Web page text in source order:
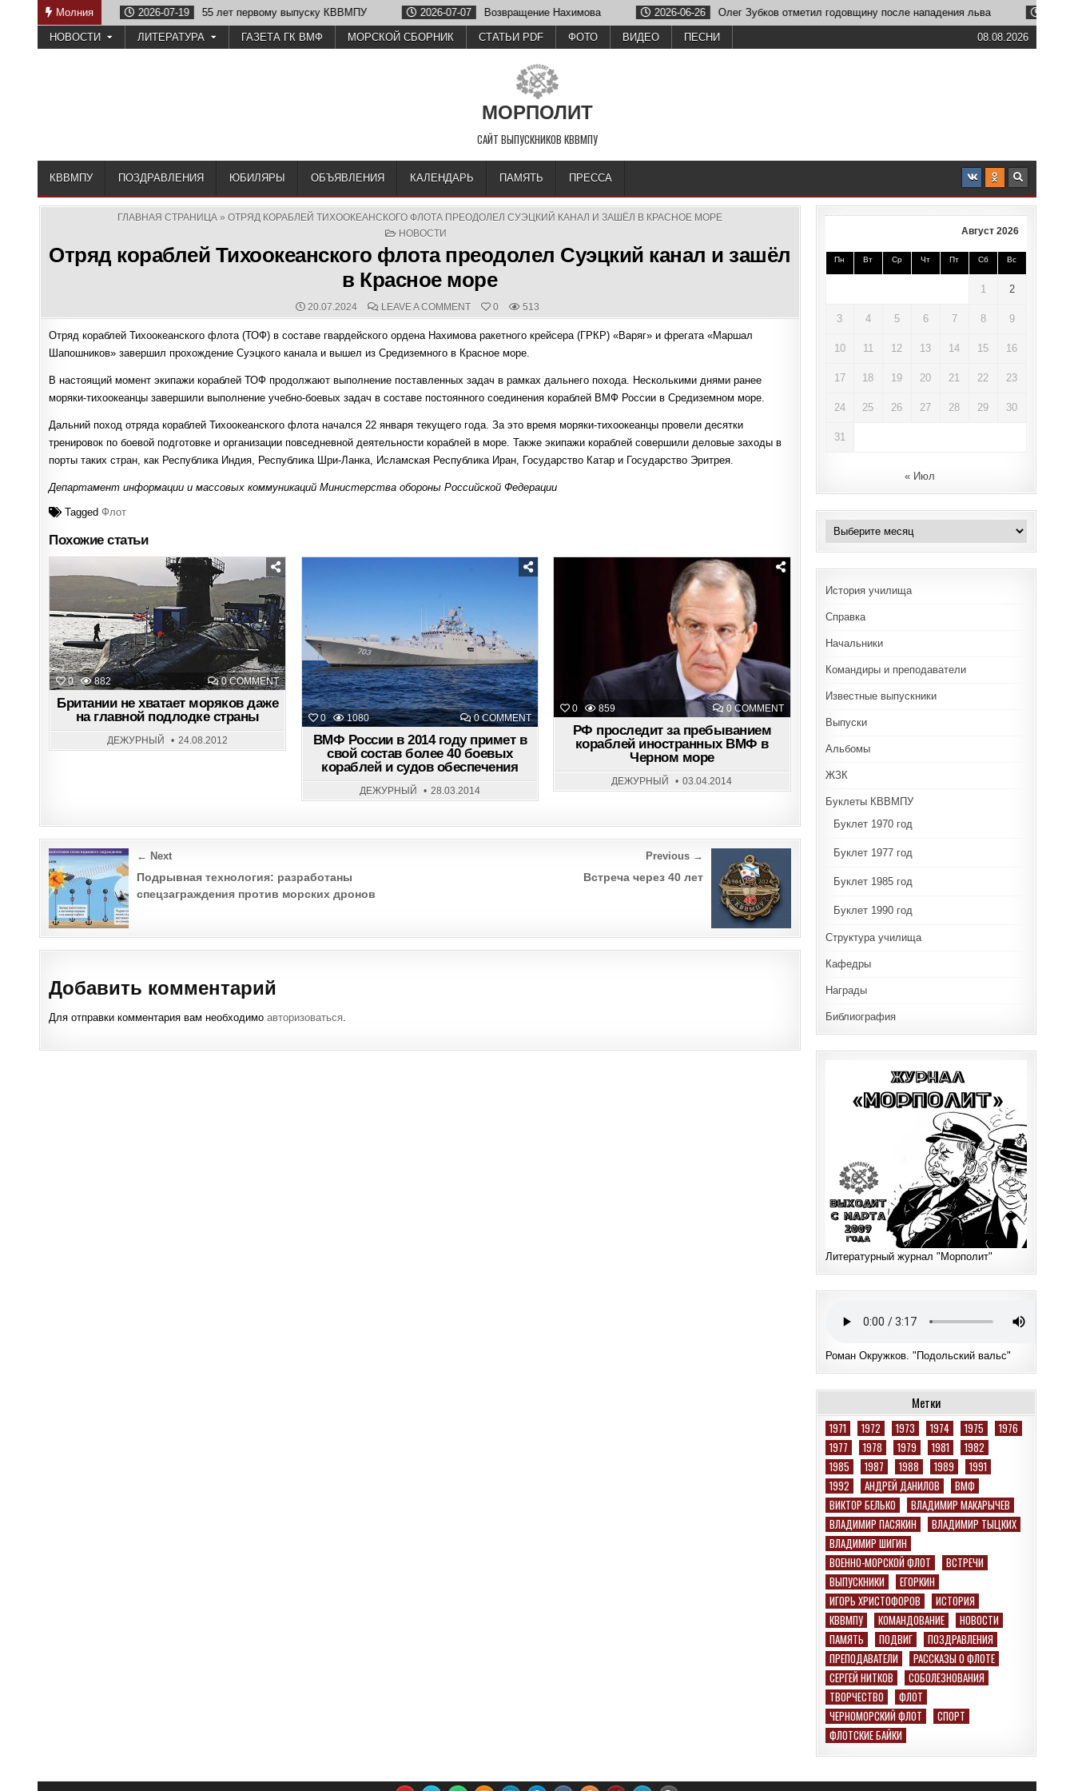
Молния 2026-07-19 55 лет первому выпуску КВВМПУ 2026-07-07 Возвращение Нахимова 2026-06-26 Олег Зубков отметил годовщину после нападения льва 2026-06-23
НОВОСТИ ЛИТЕРАТУРА ГАЗЕТА ГК ВМФ МОРСКОЙ СБОРНИК СТАТЬИ PDF ФОТО ВИДЕО ПЕСНИ 08.08.2026
МОРПОЛИТ
САЙТ ВЫПУСКНИКОВ КВВМПУ
КВВМПУ ПОЗДРАВЛЕНИЯ ЮБИЛЯРЫ ОБЪЯВЛЕНИЯ КАЛЕНДАРЬ ПАМЯТЬ ПРЕССА
ГЛАВНАЯ СТРАНИЦА» ОТРЯД КОРАБЛЕЙ ТИХООКЕАНСКОГО ФЛОТА ПРЕОДОЛЕЛ СУЭЦКИЙ КАНАЛ И ЗАШЁЛ В КРАСНОЕ МОРЕ
POSTED
НОВОСТИ
Отряд кораблей Тихоокеанского флота преодолел Суэцкий канал и зашёл
в Красное море
PUBLISHED
DATE:
20.07.2024 COMMENTS:
LEAVE A COMMENTON
ОТРЯД
ТИХООКЕАНСКОГО
ФЛОТА
ПРЕОДОЛЕЛ
И
В
МОРЕ
0 513
Отряд кораблей Тихоокеанского флота (ТОФ) в составе гвардейского ордена Нахимова ракетного крейсера (ГРКР) «Варяг» и фрегата «Маршал
Шапошников» завершил прохождение Суэцкого канала и вышел из Средиземного в Красное море.
В настоящий момент экипажи кораблей ТОФ продолжают выполнение поставленных задач в рамках дальнего похода. Несколькими днями ранее
моряки-тихоокеанцы завершили выполнение учебно-боевых задач в составе постоянного соединения кораблей ВМФ России в Средиземном море.
Дальний поход отряда кораблей Тихоокеанского флота начался 22 января текущего года. За это время моряки-тихоокеанцы провели десятки
тренировок по боевой подготовке и организации повседневной деятельности кораблей в море. Также экипажи кораблей совершили деловые заходы в
порты таких стран, как Республика Индия, Республика Шри-Ланка, Исламская Республика Иран, Государство Катар и Государство Эритрея.
Департамент информации и массовых коммуникаций Министерства обороны Российской Федерации
TaggedФлот
Похожие статьи
0 882 0 COMMENTON
БРИТАНИИ
НЕ
ХВАТАЕТ
МОРЯКОВ
ДАЖЕ
ГЛАВНОЙ
ПОДЛОДКЕ
Posted
in
Британии не хватает моряков даже
на главной подлодке страны
ДЕЖУРНЫЙ 24.08.2012
0 1080 0 COMMENTON
ВМФ
ПРИМЕТ
В
СВОЙ
СОСТАВ
КОРАБЛЕЙ
ОБЕСПЕЧЕНИЯ
ВМФ России в 2014 году примет в
свой состав более 40 боевых
кораблей и судов обеспечения
ДЕЖУРНЫЙ 28.03.2014
0 859 0 COMMENTON
РФ
ПРОСЛЕДИТ
ПРЕБЫВАНИЕМ
КОРАБЛЕЙ
ВМФ
ЧЕРНОМ
Posted
РФ проследит за пребыванием
кораблей иностранных ВМФ в
Черном море
ДЕЖУРНЫЙ 03.04.2014
Post
navigation
Previous →
Встреча через 40 лет
← Next
Подрывная технология: разработаны
спецзаграждения против морских дронов
Добавить комментарий
Для отправки комментария вам необходимоавторизоваться
Август 2026
Пн Вт Ср Чт Пт Сб Вс
1 2
3 4 5 6 7 8 9
10 11 12 13 14 15 16
17 18 19 20 21 22 23
24 25 26 27 28 29 30
31
« Июл
Архивы
История училища
Справка
Начальники
Командиры и преподаватели
Известные выпускники
Выпуски
Альбомы
ЖЗК
Буклеты КВВМПУ
Буклет 1970 год
Буклет 1977 год
Буклет 1985 год
Буклет 1990 год
Структура училища
Кафедры
Награды
Библиография
Литературный журнал "Морполит"
Роман Окружков. "Подольский вальс"
Метки
1971 1972 1973 1974 1975
1976
1977
1978 1979 1981
1982
1985
1987 1988 1989
1991
1992
АНДРЕЙ ДАНИЛОВ
ВМФ
ВИКТОР БЕЛЬКО
ВЛАДИМИР МАКАРЫЧЕВ
ВЛАДИМИР ПАСЯКИН
ВЛАДИМИР ТЫЦКИХ
ВЛАДИМИР ШИГИН
ВОЕННО-МОРСКОЙ ФЛОТ
ВСТРЕЧИ
ВЫПУСКНИКИ
ЕГОРКИН
ИГОРЬ ХРИСТОФОРОВ
ИСТОРИЯ
КВВМПУ
КОМАНДОВАНИЕ
НОВОСТИ
ПАМЯТЬ
ПОДВИГ
ПОЗДРАВЛЕНИЯ
ПРЕПОДАВАТЕЛИ
РАССКАЗЫ О ФЛОТЕ
СЕРГЕЙ НИТКОВ
СОБОЛЕЗНОВАНИЯ
ТВОРЧЕСТВО
ФЛОТ
ЧЕРНОМОРСКИЙ ФЛОТ
СПОРТ
ФЛОТСКИЕ БАЙКИ